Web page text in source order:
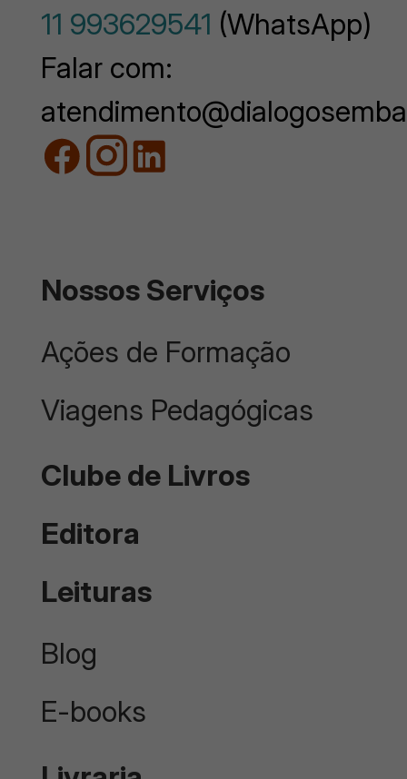
11 993629541 (WhatsApp)
Falar com:
Nossos Serviços
Ações de Formação
Viagens Pedagógicas
Clube de Livros
Editora
Leituras
Blog
E-books